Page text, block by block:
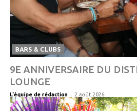
BARS & CLUBS
9E ANNIVERSAIRE DU
LOUNGE
L'équipe de rédaction - 2 août 2026